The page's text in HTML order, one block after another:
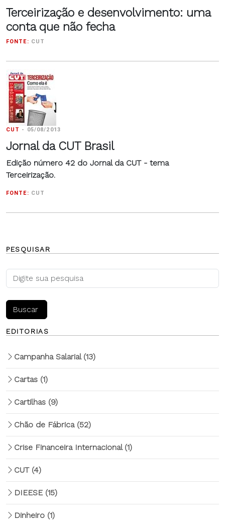
Terceirização e desenvolvimento: uma
conta que não fecha
FONTE: CUT
CUT - 05/08/2013
Jornal da CUT Brasil
Edição número 42 do Jornal da CUT - tema
Terceirização.
FONTE: CUT
PESQUISAR
EDITORIAS
Campanha Salarial (13)
Cartas (1)
Cartilhas (9)
Chão de Fábrica (52)
Crise Financeira Internacional (1)
CUT (4)
DIEESE (15)
Dinheiro (1)